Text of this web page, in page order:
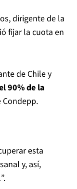
dirigente de la
fijar la cuota en
de Chile y
90% de la
Condepp.
esta
y, así,